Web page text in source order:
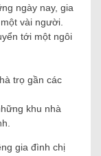
ngày nay, gia
vài người.
tới một ngôi
khu nhà
gia đình chị